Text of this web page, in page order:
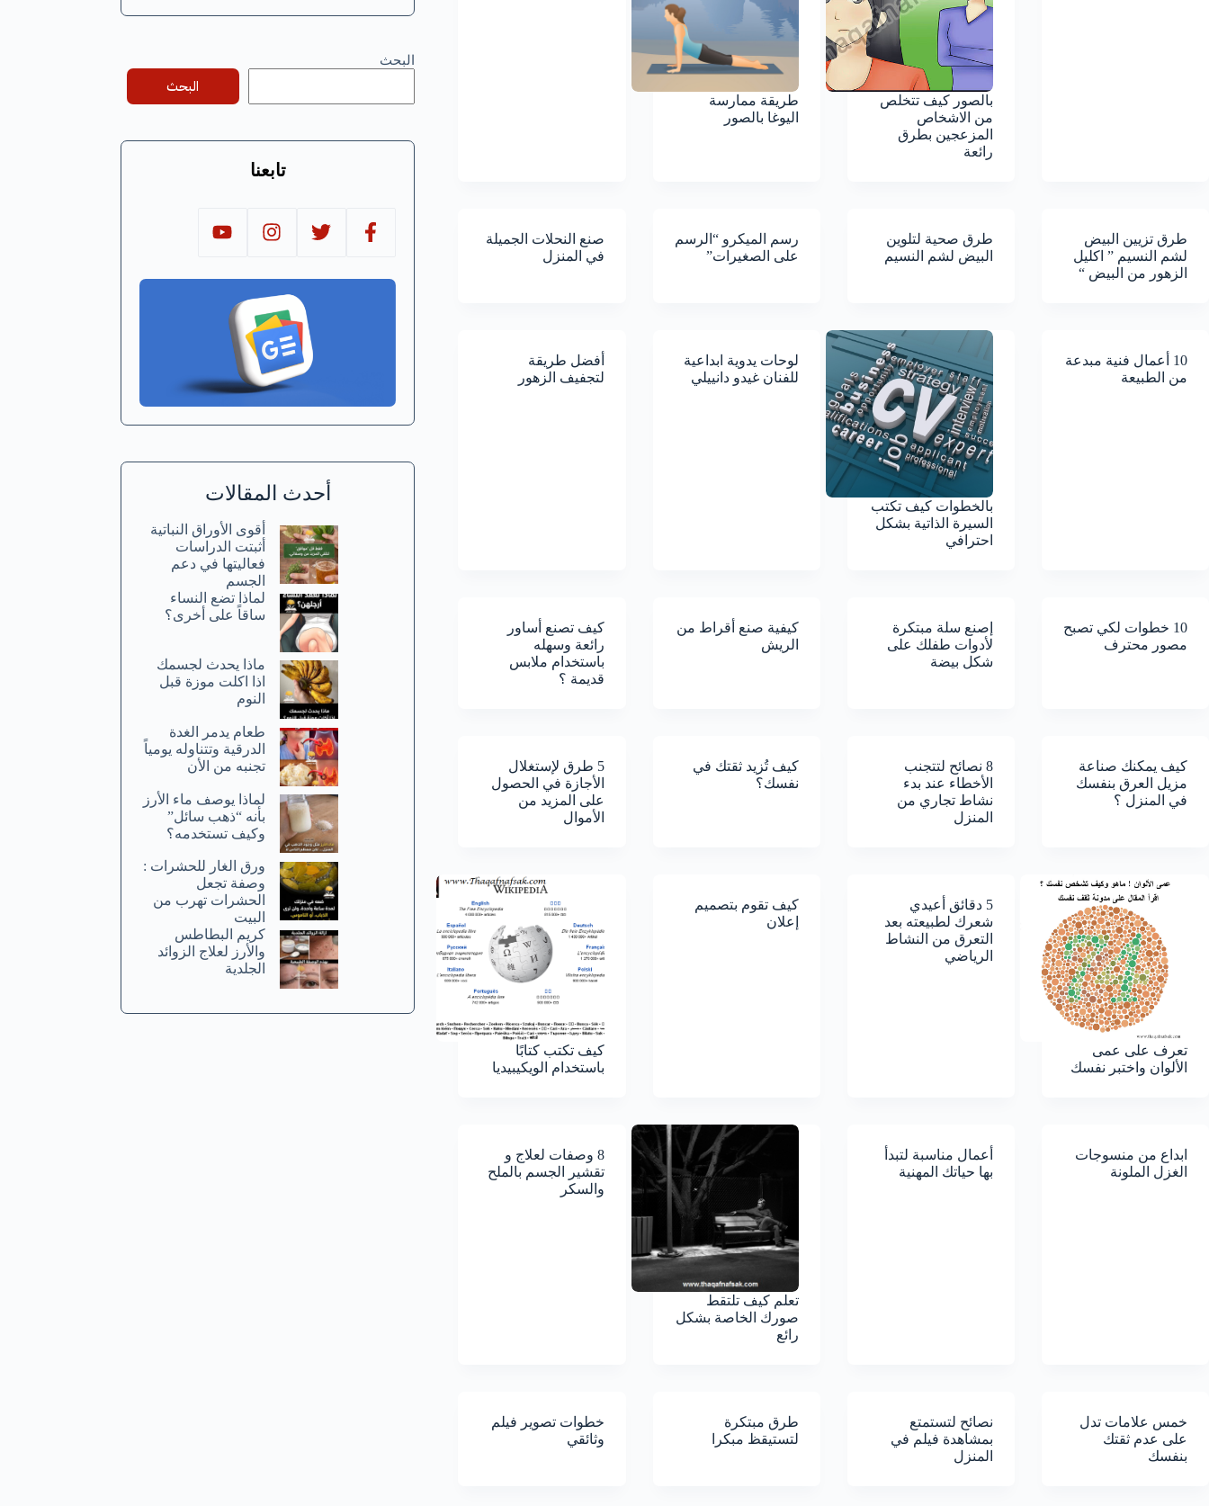
بالصور كيف تتخلص
من الاشخاص
المزعجين بطرق
رائعة
طريقة ممارسة
اليوغا بالصور
طرق تزيين البيض
لشم النسيم ” اكليل
الزهور من البيض “
طرق صحية لتلوين
البيض لشم النسيم
رسم الميكرو “الرسم
على الصغيرات”
صنع النحلات الجميلة
في المنزل
10 أعمال فنية مبدعة
من الطبيعة
بالخطوات كيف تكتب
السيرة الذاتية بشكل
احترافي
لوحات يدوية ابداعية
للفنان غيدو دانييلي
أفضل طريقة
لتجفيف الزهور
10 خطوات لكي تصبح
مصور محترف
إصنع سلة مبتكرة
لأدوات طفلك على
شكل بيضة
كيفية صنع أقراط من
الريش
كيف تصنع أساور
رائعة وسهله
باستخدام ملابس
قديمة ؟
كيف يمكنك صناعة
مزيل العرق بنفسك
في المنزل ؟
8 نصائح لتتجنب
الأخطاء عند بدء
نشاط تجاري من
المنزل
كيف تُزيد ثقتك في
نفسك؟
5 طرق لإستغلال
الأجازة في الحصول
على المزيد من
الأموال
تعرف على عمى
الألوان واختبر نفسك
5 دقائق أعيدي
شعرك لطبيعته بعد
التعرق من النشاط
الرياضي
كيف تقوم بتصميم
إعلان
كيف تكتب كتابًا
باستخدام الويكيبيديا
ابداع من منسوجات
الغزل الملونة
أعمال مناسبة لتبدأ
بها حياتك المهنية
تعلم كيف تلتقط
صورك الخاصة بشكل
رائع
8 وصفات لعلاج و
تقشير الجسم بالملح
والسكر
خمس علامات تدل
على عدم ثقتك
بنفسك
نصائح لتستمتع
بمشاهدة فيلم في
المنزل
طرق مبتكرة
لتستيقظ مبكرا
خطوات تصوير فيلم
وثائقي
البحث
البحث
تابعنا
أحدث المقالات
أقوى الأوراق النباتية
أثبتت الدراسات
فعاليتها في دعم
الجسم
لماذا تضع النساء
ساقاً على أخرى؟
ماذا يحدث لجسمك
اذا اكلت موزة قبل
النوم
طعام يدمر الغدة
الدرقية وتتناوله يومياً
تجنبه من الأن
لماذا يوصف ماء الأرز
بأنه “ذهب سائل”
وكيف تستخدمه؟
ورق الغار للحشرات :
وصفة تجعل
الحشرات تهرب من
البيت
كريم البطاطس
والأرز لعلاج الزوائد
الجلدية